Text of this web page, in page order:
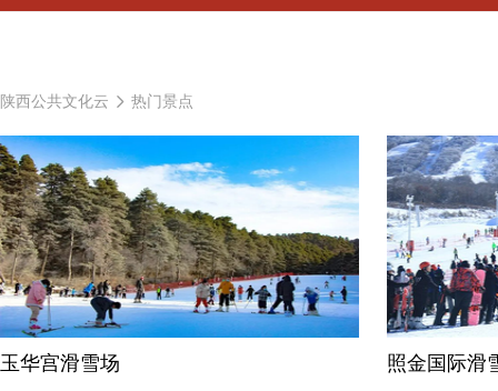
陕西公共文化云 热门景点
玉华宫滑雪场 照金国际滑